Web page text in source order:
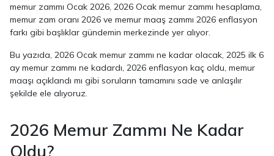
memur zammı Ocak 2026, 2026 Ocak memur zammı hesaplama,
memur zam oranı 2026 ve memur maaş zammı 2026 enflasyon
farkı gibi başlıklar gündemin merkezinde yer alıyor.
Bu yazıda, 2026 Ocak memur zammı ne kadar olacak, 2025 ilk 6
ay memur zammı ne kadardı, 2026 enflasyon kaç oldu, memur
maaşı açıklandı mı gibi soruların tamamını sade ve anlaşılır
şekilde ele alıyoruz.
2026 Memur Zammı Ne Kadar
Oldu?